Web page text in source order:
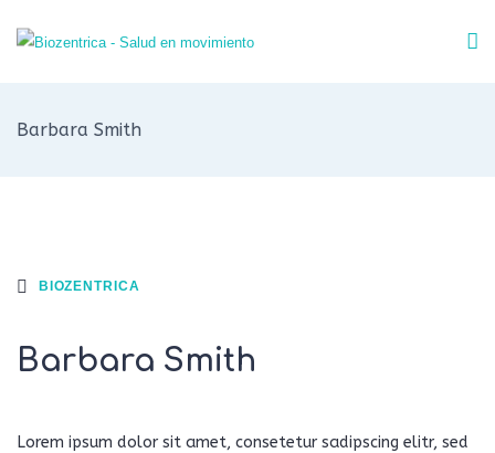
Barbara Smith
BIOZENTRICA
Barbara Smith
Lorem ipsum dolor sit amet, consetetur sadipscing elitr, sed